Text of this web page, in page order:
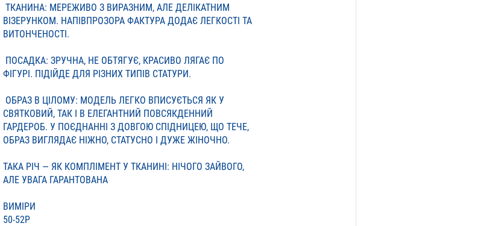
ТКАНИНА: МЕРЕЖИВО З ВИРАЗНИМ, АЛЕ ДЕЛІКАТНИМ
ВІЗЕРУНКОМ. НАПІВПРОЗОРА ФАКТУРА ДОДАЄ ЛЕГКОСТІ ТА
ВИТОНЧЕНОСТІ.
ПОСАДКА: ЗРУЧНА, НЕ ОБТЯГУЄ, КРАСИВО ЛЯГАЄ ПО
ФІГУРІ. ПІДІЙДЕ ДЛЯ РІЗНИХ ТИПІВ СТАТУРИ.
ОБРАЗ В ЦІЛОМУ: МОДЕЛЬ ЛЕГКО ВПИСУЄТЬСЯ ЯК У
СВЯТКОВИЙ, ТАК І В ЕЛЕГАНТНИЙ ПОВСЯКДЕННИЙ
ГАРДЕРОБ. У ПОЄДНАННІ З ДОВГОЮ СПІДНИЦЕЮ, ЩО ТЕЧЕ,
ОБРАЗ ВИГЛЯДАЄ НІЖНО, СТАТУСНО І ДУЖЕ ЖІНОЧНО.
ТАКА РІЧ — ЯК КОМПЛІМЕНТ У ТКАНИНІ: НІЧОГО ЗАЙВОГО,
АЛЕ УВАГА ГАРАНТОВАНА
ВИМІРИ
50-52Р